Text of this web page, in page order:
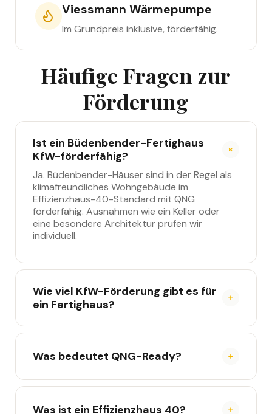
Viessmann Wärmepumpe
Im Grundpreis inklusive, förderfähig.
Häufige Fragen zur
Förderung
Ist ein Büdenbender-Fertighaus
KfW-förderfähig?
Ja. Büdenbender-Häuser sind in der Regel als
klimafreundliches Wohngebäude im
Effizienzhaus-40-Standard mit QNG
förderfähig. Ausnahmen wie ein Keller oder
eine besondere Architektur prüfen wir
individuell.
Wie viel KfW-Förderung gibt es für
ein Fertighaus?
Über den Klimafreundlichen Neubau (KfW
297/298) sind bis zu 100.000 Euro pro
150.000 Euro. Familien mit Kind erhalten über
(KfW 300) bis zu 270.000 Euro. Alle Beträge
Was bedeutet QNG-Ready?
QNG-Ready heißt: Die technischen
Voraussetzungen für das Qualitätssiegel
Was ist ein Effizienzhaus 40?